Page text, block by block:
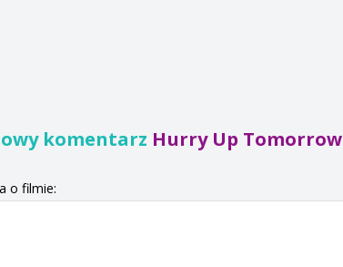
komentarz Hurry Up Tomorrow
o filmie: